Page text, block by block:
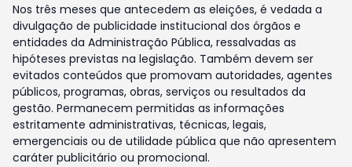
Nos três meses que antecedem as eleições, é vedada a
divulgação de publicidade institucional dos órgãos e
entidades da Administração Pública, ressalvadas as
hipóteses previstas na legislação. Também devem ser
evitados conteúdos que promovam autoridades, agentes
públicos, programas, obras, serviços ou resultados da
gestão. Permanecem permitidas as informações
estritamente administrativas, técnicas, legais,
emergenciais ou de utilidade pública que não apresentem
caráter publicitário ou promocional.